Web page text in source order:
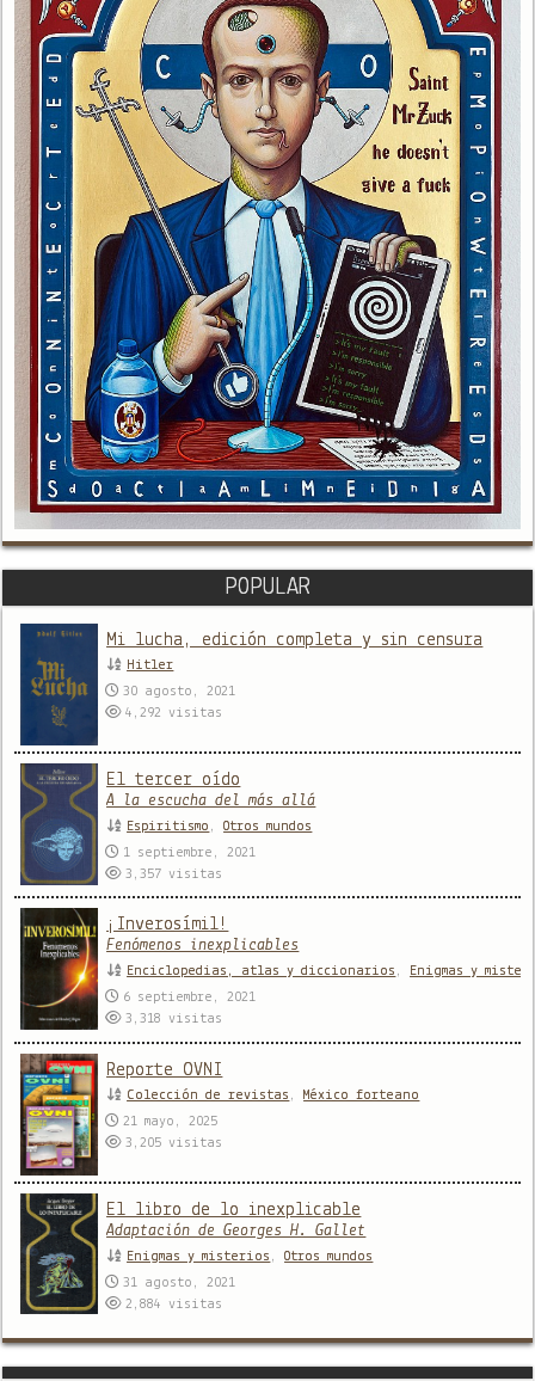
POPULAR
Mi lucha, edición completa y sin censura
Hitler
30 agosto, 2021
4,292visitas
El tercer oído
A la escucha del más allá
Espiritismo ,Otros mundos
1 septiembre, 2021
3,357visitas
¡Inverosímil!
Fenómenos inexplicables
Enciclopedias, atlas y diccionarios , Enigmas y
6 septiembre, 2021
3,318visitas
Reporte OVNI
Colección de revistas , México forteano
21 mayo, 2025
3,205visitas
El libro de lo inexplicable
Adaptación de Georges H. Gallet
Enigmas y misterios ,Otros mundos
31 agosto, 2021
2,884visitas